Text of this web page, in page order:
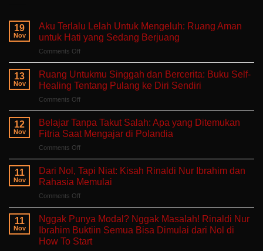
19
Nov
Aku Terlalu Lelah Untuk Mengeluh: Ruang Aman
untuk Hati yang Sedang Berjuang
Comments Offon
Terlalu
Untuk
Mengeluh:
Ruang
Aman
untuk
Sedang
Berjuang
13
Nov
Ruang Untukmu Singgah dan Bercerita: Buku Self-
Healing Tentang Pulang ke Diri Sendiri
Comments Offon
Untukmu
Singgah
dan
Bercerita:
Buku
Self-
Healing
ke
Diri
Sendiri
12
Nov
Belajar Tanpa Takut Salah: Apa yang Ditemukan
Fitria Saat Mengajar di Polandia
Comments Offon
Tanpa
Takut
Salah:
Apa
yang
Ditemukan
Fitria
Saat
Mengajar
11
Nov
Dari Nol, Tapi Niat: Kisah Rinaldi Nur Ibrahim dan
Rahasia Memulai
Comments Offon
Tapi
Niat:
Kisah
11
Nov
Nggak Punya Modal? Nggak Masalah! Rinaldi Nur
Ibrahim Buktiin Semua Bisa Dimulai dari Nol di
How To Start